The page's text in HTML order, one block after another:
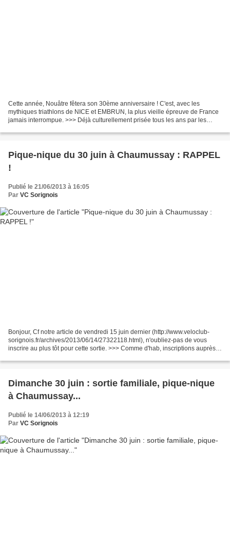
Cette année, Nouâtre fêtera son 30ème anniversaire ! C'est, avec les
mythiques triathlons de NICE et EMBRUN, la plus vieille épreuve de France
jamais interrompue. >>> Déjà culturellement prisée tous les ans par les
Pique-nique du 30 juin à Chaumussay : RAPPEL
!
Publié le 21/06/2013 à 16:05
Par VC Sorignois
Bonjour, Cf notre article de vendredi 15 juin dernier (http://www.veloclub-
sorignois.fr/archives/2013/06/14/27322118.html), n'oubliez-pas de vous
inscrire au plus tôt pour cette sortie. >>> Comme d'hab, inscriptions auprès
Dimanche 30 juin : sortie familiale, pique-nique
à Chaumussay...
Publié le 14/06/2013 à 12:19
Par VC Sorignois